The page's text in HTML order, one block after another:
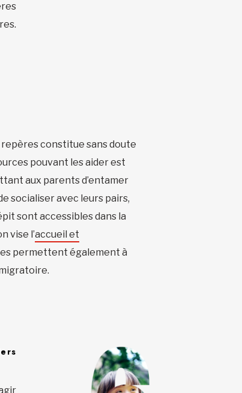
repères constitue sans doute
pouvant les aider est
aux parents d’entamer
socialiser avec leurs pairs,
sont accessibles dans la
vise l’accueil et
permettent également à